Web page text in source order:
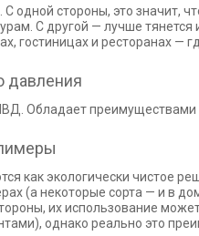
одной стороны, это значит,
С другой — лучше
гостиницах и ресторанах —
давления
Обладает преимуществами
как экологически чистое
(а некоторые сорта — и в
их использование
однако реально это